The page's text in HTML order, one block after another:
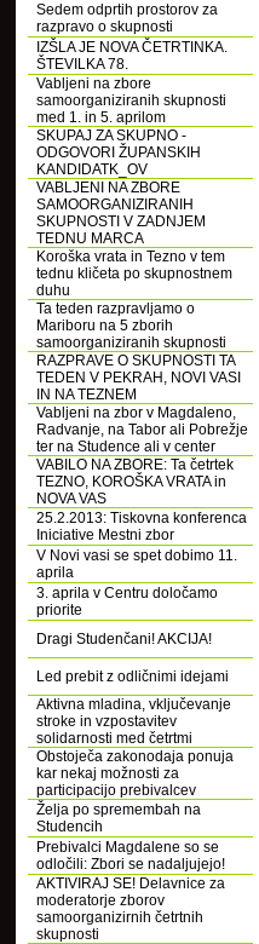
Sedem odprtih prostorov za
razpravo o skupnosti
IZŠLA JE NOVA ČETRTINKA.
ŠTEVILKA 78.
Vabljeni na zbore
samoorganiziranih skupnosti
med 1. in 5. aprilom
SKUPAJ ZA SKUPNO -
ODGOVORI ŽUPANSKIH
KANDIDATK_OV
VABLJENI NA ZBORE
SAMOORGANIZIRANIH
SKUPNOSTI V ZADNJEM
TEDNU MARCA
Koroška vrata in Tezno v tem
tednu kličeta po skupnostnem
duhu
Ta teden razpravljamo o
Mariboru na 5 zborih
samoorganiziranih skupnosti
RAZPRAVE O SKUPNOSTI TA
TEDEN V PEKRAH, NOVI VASI
IN NA TEZNEM
Vabljeni na zbor v Magdaleno,
Radvanje, na Tabor ali Pobrežje
ter na Studence ali v center
VABILO NA ZBORE: Ta četrtek
TEZNO, KOROŠKA VRATA in
NOVA VAS
25.2.2013: Tiskovna konferenca
Iniciative Mestni zbor
V Novi vasi se spet dobimo 11.
aprila
3. aprila v Centru določamo
priorite
Dragi Studenčani! AKCIJA!
Led prebit z odličnimi idejami
Aktivna mladina, vključevanje
stroke in vzpostavitev
solidarnosti med četrtmi
Obstoječa zakonodaja ponuja
kar nekaj možnosti za
participacijo prebivalcev
Želja po spremembah na
Studencih
Prebivalci Magdalene so se
odločili: Zbori se nadaljujejo!
AKTIVIRAJ SE! Delavnice za
moderatorje zborov
samoorganizirnih četrtnih
skupnosti